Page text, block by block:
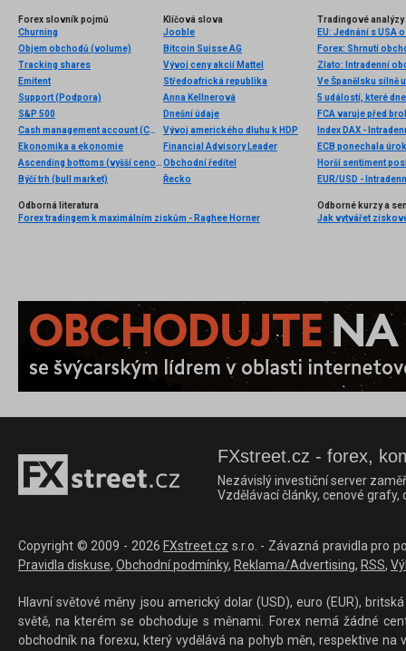
Forex slovník pojmů
Churning
Objem obchodů (volume)
Tracking shares
Emitent
Support (Podpora)
S&P 500
Cash management account (CMA)
Ekonomika a ekonomie
Ascending bottoms (vyšší cenová dna)
Býčí trh (bull market)
Klíčová slova
Jooble
Bitcoin Suisse AG
Vývoj ceny akcií Mattel
Středoafrická republika
Anna Kellnerová
Dnešní údaje
Vývoj amerického dluhu k HDP
Financial Advisory Leader
Obchodní ředitel
Řecko
Tradingové analýzy
EU: Jednání s USA
Forex: Shrnutí
Zlato: Intradenní
Ve Španělsku silně
5 událostí, které
FCA varuje před
Index DAX -
ECB ponechala
Horší sentiment
EUR/USD -
Odborná literatura
Forex tradingem k maximálním ziskům - Raghee Horner
Odborné kurzy a
Jak vytvářet
FXstreet.cz - forex,
Nezávislý investiční server
Vzdělávací články, cenové
Copyright © 2009 - 2026 FXstreet.cz s.r.o. - Závazná pravidla pro
Pravidla diskuse, Obchodní podmínky, Reklama/Advertising, RSS,
Hlavní světové měny jsou americký dolar (USD), euro (EUR),
světě, na kterém se obchoduje s měnami. Forex nemá žádné
obchodník na forexu, který vydělává na pohyb měn, respektive